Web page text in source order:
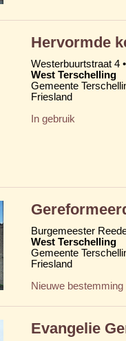
Hervormde
Westerbuurtstraat 4
West Terschelling
Gemeente
Friesland
In gebruik
Burgemeester
West Terschelling
Gemeente
Friesland
Nieuwe bestemming
Evangelie